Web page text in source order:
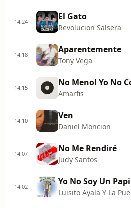
14:24 El Gato
Revolucion Salsera
14:18 Aparentemente
Tony Vega
14:15 No Menol Yo No
Amarfis
14:10 Ven
Daniel Moncion
14:07 No Me Rendiré
Judy Santos
14:02 Yo No Soy Un Papi
Luisito Ayala Y La